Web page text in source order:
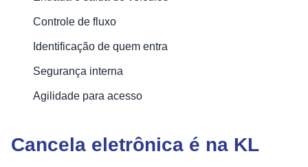
Controle de fluxo
Identificação de quem entra
Segurança interna
Agilidade para acesso
Cancela eletrônica é na KL